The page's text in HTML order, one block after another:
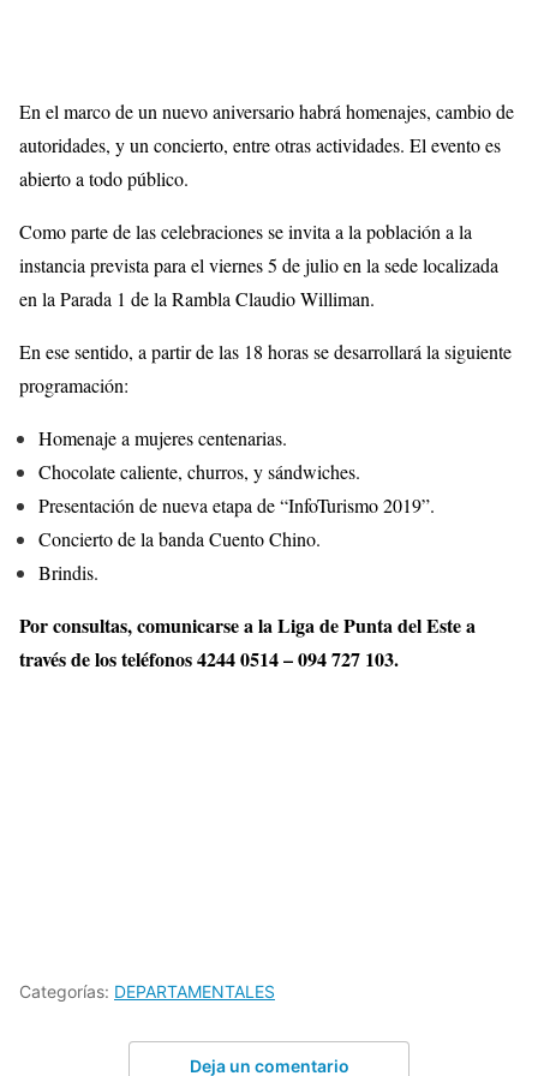
En el marco de un nuevo aniversario habrá homenajes, cambio de
autoridades, y un concierto, entre otras actividades. El evento es
abierto a todo público.
Como parte de las celebraciones se invita a la población a la
instancia prevista para el viernes 5 de julio en la sede localizada
en la Parada 1 de la Rambla Claudio Williman.
En ese sentido, a partir de las 18 horas se desarrollará la siguiente
programación:
Homenaje a mujeres centenarias.
Chocolate caliente, churros, y sándwiches.
Presentación de nueva etapa de “InfoTurismo 2019”.
Concierto de la banda Cuento Chino.
Brindis.
Por consultas, comunicarse a la Liga de Punta del Este a
través de los teléfonos 4244 0514 – 094 727 103.
Categorías: DEPARTAMENTALES
Deja un comentario